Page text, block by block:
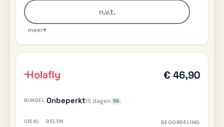
n.v.t.
meer▾
Onbeperkt15 dagen 5G
€ 46,90